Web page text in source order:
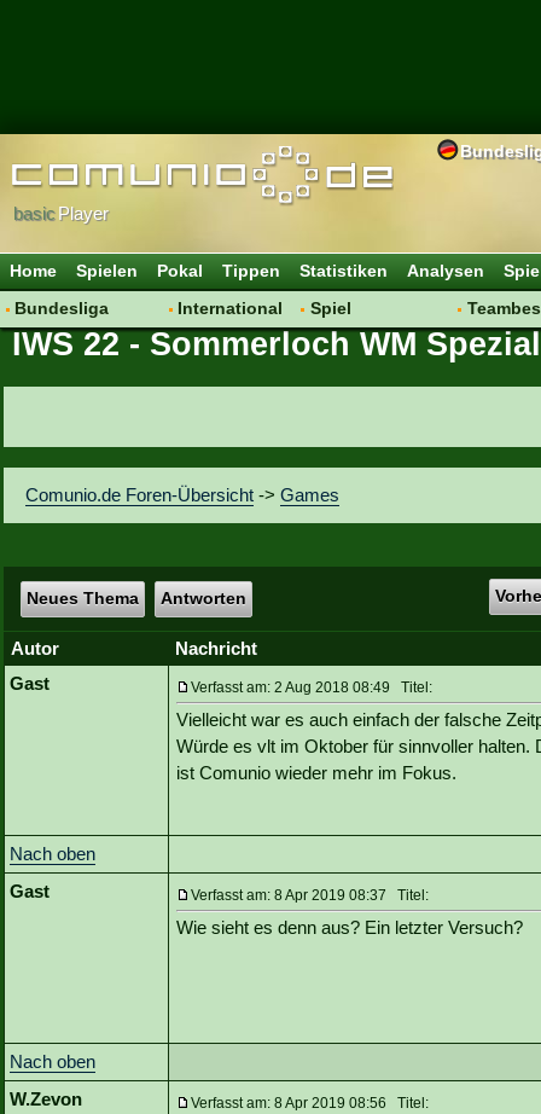
basicPlayer
Home Spielen Pokal Tippen Statistiken Analysen
Bundesliga
Hot News
Vereinsfragen
International
Vereine
Spiel
Regeln & Tipps
IWS 22 - Sommerloch WM Spezial
Comunio.de Foren-Übersicht ->Games
Neues Thema Antworten
Autor
Nachricht
Gast
Verfasst am: 2 Aug 2018 08:49 Titel:
Vielleicht war es auch einfach der falsche
Würde es vlt im Oktober für sinnvoller
ist Comunio wieder mehr im Fokus.
Nach oben
Gast
Verfasst am: 8 Apr 2019 08:37 Titel:
Wie sieht es denn aus? Ein letzter Versuch?
Nach oben
W.Zevon
Verfasst am: 8 Apr 2019 08:56 Titel: